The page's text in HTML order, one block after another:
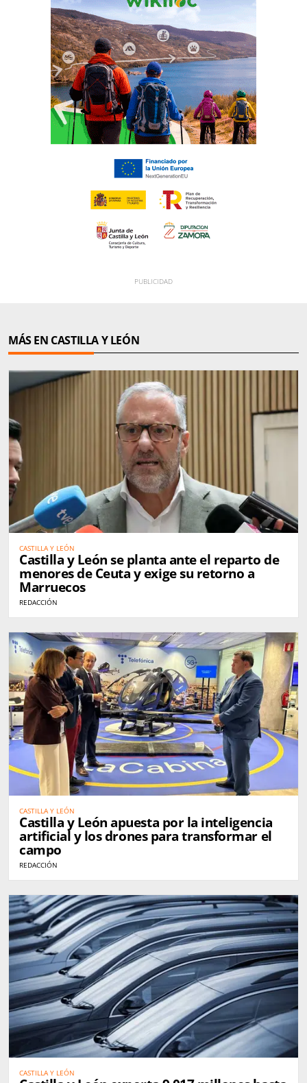
MÁS EN CASTILLA Y LEÓN
CASTILLA Y LEÓN
Castilla y León se planta ante el reparto de
menores de Ceuta y exige su retorno a
Marruecos
REDACCIÓN
CASTILLA Y LEÓN
Castilla y León apuesta por la inteligencia
artificial y los drones para transformar el
campo
REDACCIÓN
CASTILLA Y LEÓN